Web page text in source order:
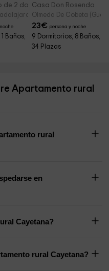
de 2 dormitorios
Baños,
Casa Don Rosendo
Olmeda De Cobeta
23€ persona y noche
9 Dormitorios, 8 Baños,
34 Plazas
Apartamento rural
rural
en
Cayetana?
rural Cayetana?